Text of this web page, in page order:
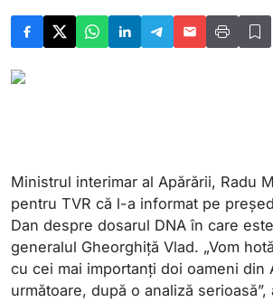
Ministrul interimar al Apărării, Radu
pentru TVR că l-a informat pe
Dan despre dosarul DNA în care
generalul Gheorghiță Vlad. „Vom
cu cei mai importanți doi oameni din
următoare, după o analiză serioasă”,